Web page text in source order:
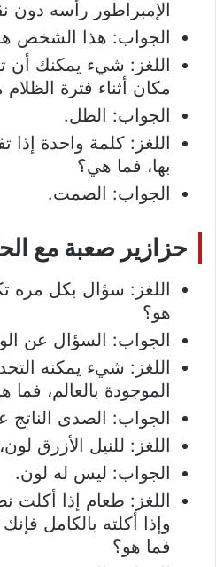
الإمبراطور رأسه دون
الجواب: هذا الشخص
اللغز: شيء يمكنك أن
مكان أثناء فترة
الجواب: الظل.
اللغز: كلمة واحدة إذا
بها، فما هي؟
الجواب: الصمت.
حزازير صعبة مع
اللغز: سؤال بكل مره
هو؟
الجواب: السؤال عن
اللغز: شيء يمكنه
الموجودة بالعالم، فما
الجواب: الصدى
اللغز: للنيل الأزرق
الجواب: ليس له لون.
اللغز: طعام إذا أكلت
وإذا أكلته بالكامل
فما هو؟